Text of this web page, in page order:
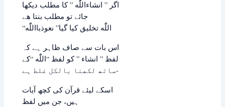
ﺍﮔﺮ ” ﺍﻧﺸﺎﺀاللّٰه ” ﮐﺎ ﻣﻄﻠﺐ ﺩﯾﮑﮭﺎ
ﺟﺎﺋﮯ ﺗﻮ مطلب بنتا هے
“اللّٰه ﺗﺨﻠﯿﻖ ﮐﯿﺎ ﮔﯿﺎ” ﻧﻌﻮﺫﺑﺎﺍللّٰه
ﺍﺱ ﺑﺎﺕ ﺳﮯ ﺻﺎﻑ ﻇﺎﮨﺮ ﮨﮯ ﮐﮧ
ﻟﻔﻆ ” ﺍﻧﺸﺎﺀ ” ﮐﻮ ﻟﻔﻆ “اللّٰه “ﮐﮯ
ﺳﺎﺗﮫ ﻟﮑﮭﻨﺎ ﺑﺎﻟﮑﻞ ﻏﻠﻂ ﮨﮯ-
ﺍﺳﮑﮯ لیئے ﻗﺮﺁﻥ ﮐﯽ ﮐﭽﮫ ﺁﯾﺎﺕ
ﮨﯿﮟ، ﺟﻦ ﻣﯿﮟ ﻟﻔﻆ